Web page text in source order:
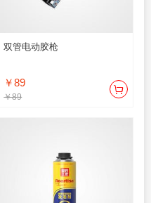
双管电动胶枪
￥89
￥89